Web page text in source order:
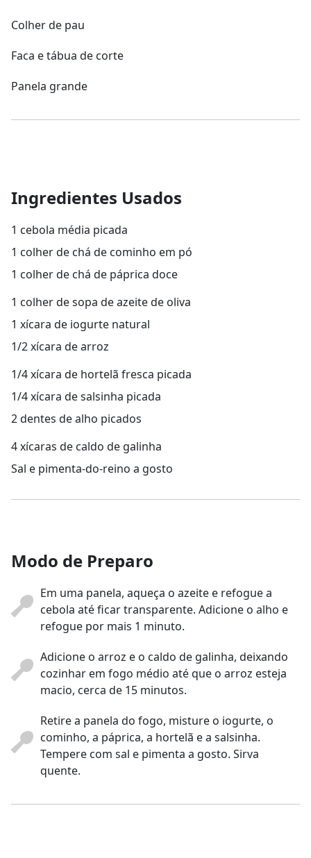
Colher de pau
Faca e tábua de corte
Panela grande
Ingredientes Usados
1 cebola média picada
1 colher de chá de cominho em pó
1 colher de chá de páprica doce
1 colher de sopa de azeite de oliva
1 xícara de iogurte natural
1/2 xícara de arroz
1/4 xícara de hortelã fresca picada
1/4 xícara de salsinha picada
2 dentes de alho picados
4 xícaras de caldo de galinha
Sal e pimenta-do-reino a gosto
Modo de Preparo
Em uma panela, aqueça o azeite e refogue a
cebola até ficar transparente. Adicione o alho e
refogue por mais 1 minuto.
Adicione o arroz e o caldo de galinha, deixando
cozinhar em fogo médio até que o arroz esteja
macio, cerca de 15 minutos.
Retire a panela do fogo, misture o iogurte, o
cominho, a páprica, a hortelã e a salsinha.
Tempere com sal e pimenta a gosto. Sirva
quente.